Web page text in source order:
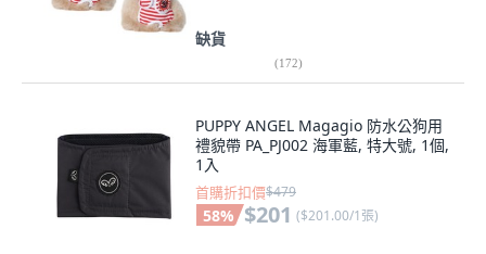
缺貨
(172)
PUPPY ANGEL Magagio 防水公狗用
禮貌帶 PA_PJ002 海軍藍, 特大號, 1個,
1入
首購折扣價$479
58% $201 ($201.00/1張)